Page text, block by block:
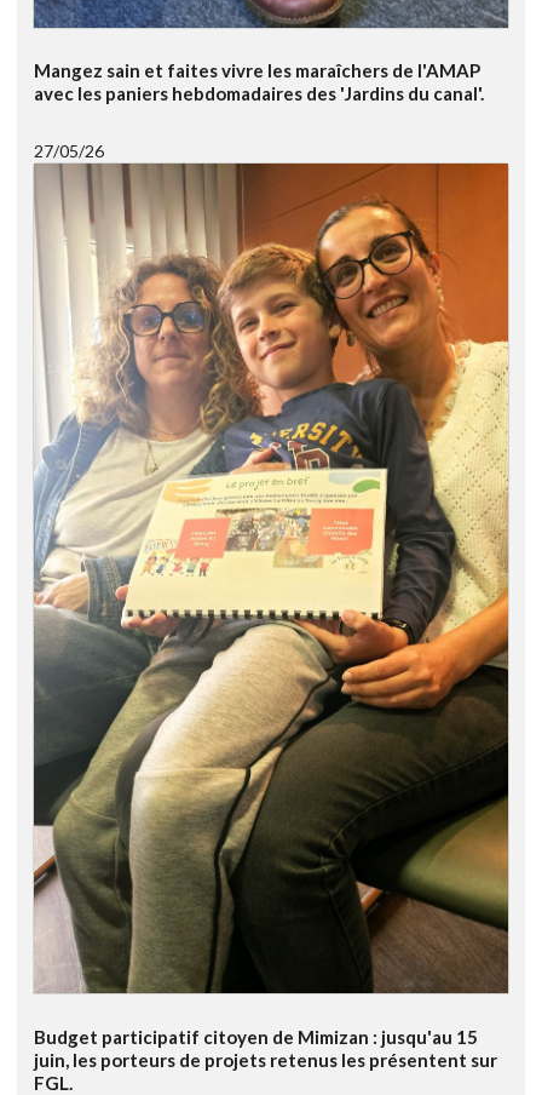
Mangez sain et faites vivre les maraîchers de l'AMAP
avec les paniers hebdomadaires des 'Jardins du canal'.
27/05/26
Budget participatif citoyen de Mimizan : jusqu'au 15
juin, les porteurs de projets retenus les présentent sur
FGL.